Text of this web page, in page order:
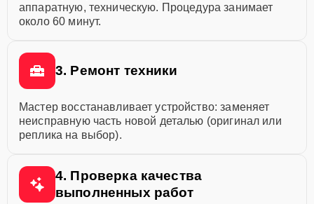
аппаратную, техническую. Процедура занимает
около 60 минут.
3. Ремонт техники
Мастер восстанавливает устройство: заменяет
неисправную часть новой деталью (оригинал или
реплика на выбор).
4. Проверка качества
выполненных работ